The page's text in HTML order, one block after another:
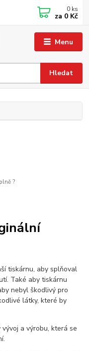
Menu
Hledat
0 ks
za 0 Kč
?
tiskárnu, aby splňoval
Také aby tiskárnu
nebyl škodlivý pro
látky, které by
a výrobu, která se